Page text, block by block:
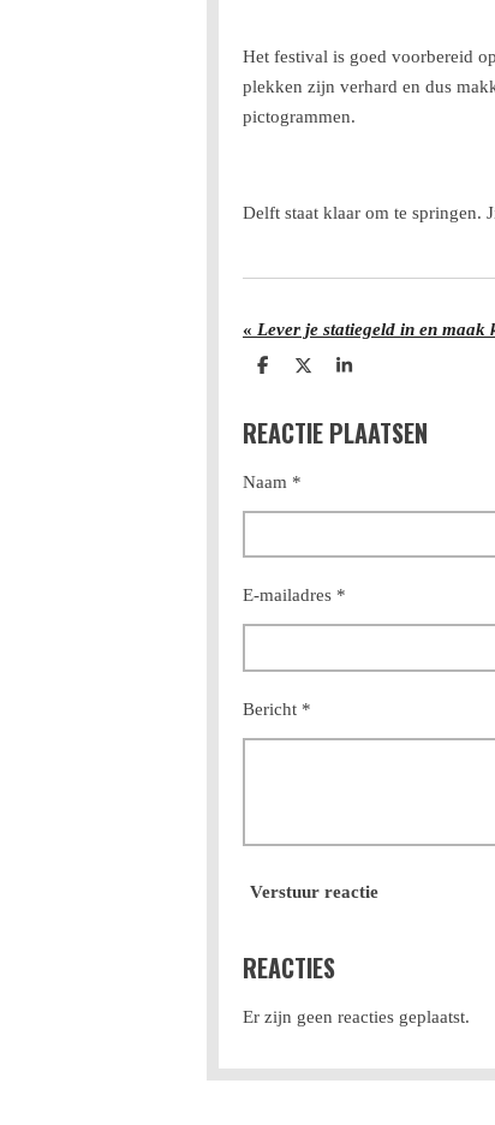
Het festival is goed voorbereid
plekken zijn verhard en dus
pictogrammen.
Delft staat klaar om te springen.
« Lever je statiegeld in en maak
D
e
n
D
l
S
r
e
REACTIE PLAATSEN
Naam *
E-mailadres *
Bericht *
Verstuur reactie
REACTIES
Er zijn geen reacties geplaatst.